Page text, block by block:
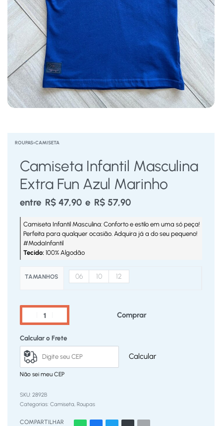
ROUPAS›CAMISETA
Camiseta Infantil Masculina
Extra Fun Azul Marinho
entre R$47,90 e R$57,90
Camiseta Infantil Masculina: Conforto e estilo em uma só peça!
Perfeita para qualquer ocasião. Adquira já a do seu pequeno!
#ModaInfantil
Tecido: 100% Algodão
TAMANHOS 06 10 12
Comprar
Calcular o Frete
Calcular
Não sei meu CEP
2892B
Categorias: Camiseta, Roupas
COMPARTILHAR